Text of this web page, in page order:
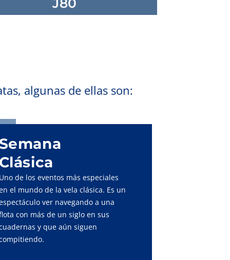
J80
algunas de ellas son:
de los eventos más especiales
el mundo de la vela clásica. Es un
ver navegando a una
con más de un siglo en sus
y que aún siguen